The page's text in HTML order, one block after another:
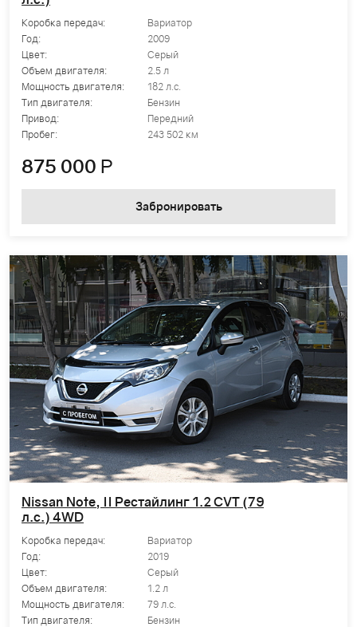
Коробка передач:
Вариатор
Год:
2009
Цвет:
Серый
Объем двигателя:
2.5 л
Мощность двигателя:
182 л.с.
Тип двигателя:
Бензин
Привод:
Передний
Пробег:
243 502 км
875 000 Р
Забронировать
Nissan Note, II Рестайлинг 1.2 CVT (79
л.с.) 4WD
Коробка передач:
Вариатор
Год:
2019
Цвет:
Серый
Объем двигателя:
1.2 л
Мощность двигателя:
79 л.с.
Тип двигателя:
Бензин